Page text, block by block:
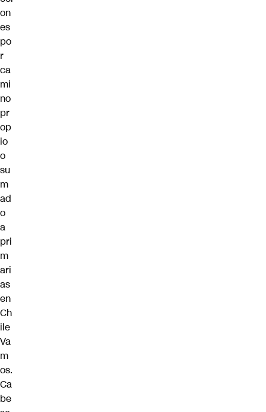
on
es
po
r
ca
mi
no
pr
op
io
o
su
m
ad
o
a
pri
m
ari
as
en
Ch
ile
Va
m
os.
Ca
be